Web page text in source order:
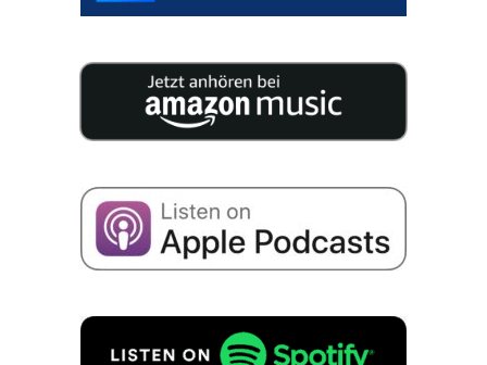
so­waną wiedzę na temat sukces­ji w Twojej firmie.
następst­wie firmy zgodnie zPolity­ką prywat­ności